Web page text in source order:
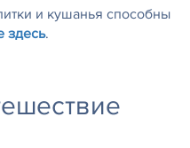
и кушанья способны
здесь.